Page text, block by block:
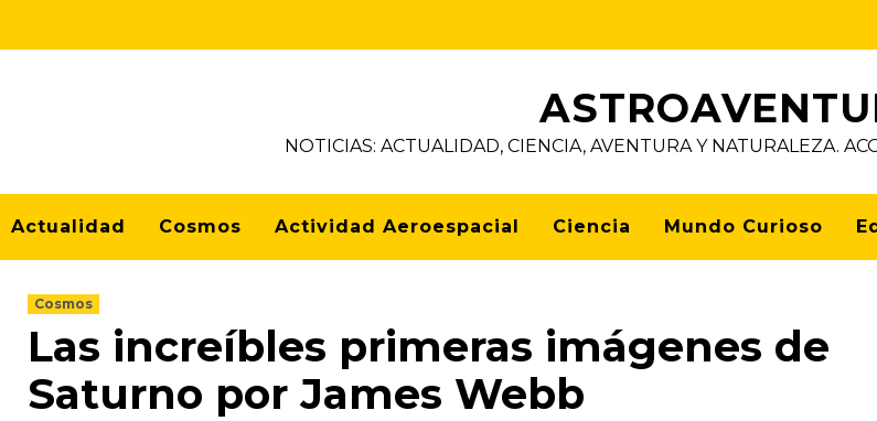
NOTICIAS: ACTUALIDAD, CIENCIA, AVENTURA Y NATURALEZA.
Actualidad Cosmos Actividad Aeroespacial Ciencia Mundo Curioso
Cosmos
Las increíbles primeras imágenes de
Saturno por James Webb